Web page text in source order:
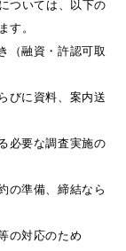
ついては、以下の
す。
（融資・許認可取
びに資料、案内送
必要な調査実施の
の準備、締結なら
の対応のため